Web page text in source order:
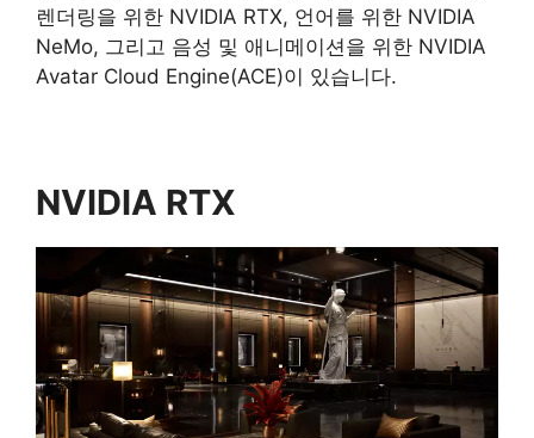
렌더링을 위한 NVIDIA RTX, 언어를 위한 NVIDIA
NeMo, 그리고 음성 및 애니메이션을 위한 NVIDIA
Avatar Cloud Engine(ACE)이 있습니다.
NVIDIA RTX